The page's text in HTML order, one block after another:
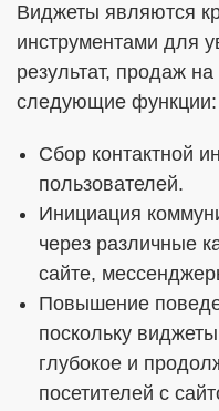
Виджеты являются
инструментами для
результат, продаж
следующие функции:
Сбор контактной
пользователей.
Инициация
через различные
сайте,
Повышение
поскольку
глубокое и
посетителей с